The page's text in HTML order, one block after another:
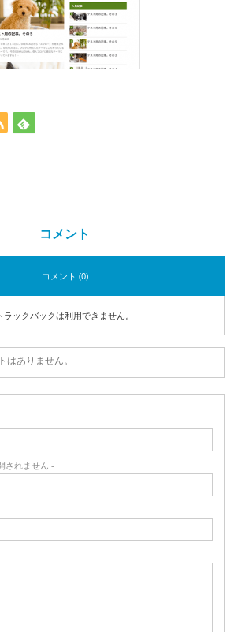
コメント
コメント (0)
ラックバックは利用できません。
はありません。
されません -